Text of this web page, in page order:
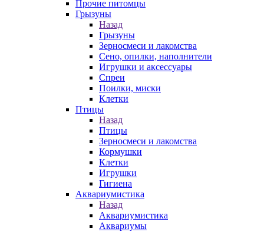
Прочие питомцы
Грызуны
Назад
Грызуны
Зерносмеси и лакомства
Сено, опилки, наполнители
Игрушки и аксессуары
Спреи
Поилки, миски
Клетки
Птицы
Назад
Птицы
Зерносмеси и лакомства
Кормушки
Клетки
Игрушки
Гигиена
Аквариумистика
Назад
Аквариумистика
Аквариумы